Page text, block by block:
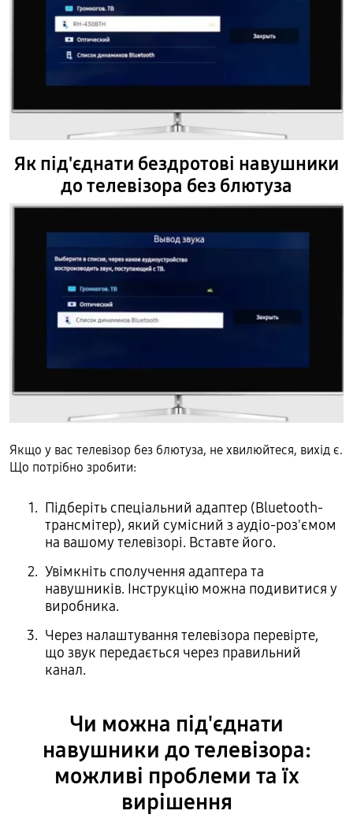
Як під'єднати бездротові навушники
до телевізора без блютуза
Якщо у вас телевізор без блютуза, не хвилюйтеся, вихід є.
Що потрібно зробити:
Підберіть спеціальний адаптер (Bluetooth-
трансмітер), який сумісний з аудіо-роз'ємом
на вашому телевізорі. Вставте його.
Увімкніть сполучення адаптера та
навушників. Інструкцію можна подивитися у
виробника.
Через налаштування телевізора перевірте,
що звук передається через правильний
канал.
Чи можна під'єднати
навушники до телевізора:
можливі проблеми та їх
вирішення